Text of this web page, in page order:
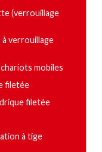
(verrouillage
verrouillage
mobiles
filetée
filetée
à tige